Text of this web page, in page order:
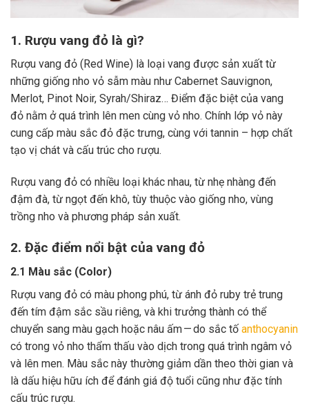
1. Rượu vang đỏ là gì?
Rượu vang đỏ (Red Wine) là loại vang được sản xuất từ
những giống nho vỏ sẫm màu như Cabernet Sauvignon,
Merlot, Pinot Noir, Syrah/Shiraz… Điểm đặc biệt của vang
đỏ nằm ở quá trình lên men cùng vỏ nho. Chính lớp vỏ này
cung cấp màu sắc đỏ đặc trưng, cùng với tannin – hợp chất
tạo vị chát và cấu trúc cho rượu.
Rượu vang đỏ có nhiều loại khác nhau, từ nhẹ nhàng đến
đậm đà, từ ngọt đến khô, tùy thuộc vào giống nho, vùng
trồng nho và phương pháp sản xuất.
2. Đặc điểm nổi bật của vang đỏ
2.1 Màu sắc (Color)
Rượu vang đỏ có màu phong phú, từ ánh đỏ ruby trẻ trung
đến tím đậm sắc sầu riêng, và khi trưởng thành có thể
chuyển sang màu gạch hoặc nâu ấm — do sắc tố anthocyanin
có trong vỏ nho thẩm thấu vào dịch trong quá trình ngâm vỏ
và lên men. Màu sắc này thường giảm dần theo thời gian và
là dấu hiệu hữu ích để đánh giá độ tuổi cũng như đặc tính
cấu trúc rượu.